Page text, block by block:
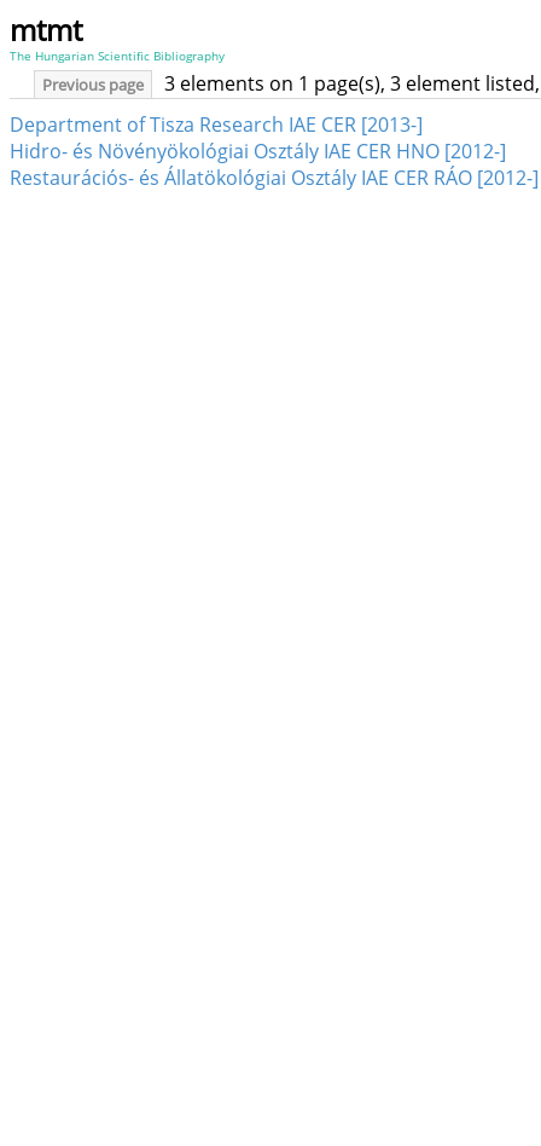
mtmt
The Hungarian Scientific Bibliography
Previous page
3 elements on 1 page(s), 3 element
Department of Tisza Research IAE CER [2013-]
Hidro- és Növényökológiai Osztály IAE CER HNO [2012-]
Restaurációs- és Állatökológiai Osztály IAE CER RÁO [2012-]